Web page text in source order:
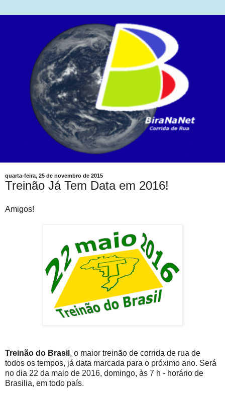
quarta-feira, 25 de novembro de 2015
Treinão Já Tem Data em 2016!
Amigos!
Treinão do Brasil , o maior treinão de corrida de rua de
todos os tempos, já data marcada para o próximo ano. Será
no dia 22 da maio de 2016, domingo, às 7 h - horário de
Brasilia, em todo país.